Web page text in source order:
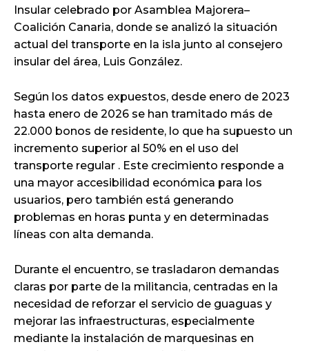
Insular celebrado por Asamblea Majorera–
Coalición Canaria, donde se analizó la situación
actual del transporte en la isla junto al consejero
insular del área, Luis González.
Según los datos expuestos, desde enero de 2023
hasta enero de 2026 se han tramitado más de
22.000 bonos de residente, lo que ha supuesto un
incremento superior al 50% en el uso del
transporte regular . Este crecimiento responde a
una mayor accesibilidad económica para los
usuarios, pero también está generando
problemas en horas punta y en determinadas
líneas con alta demanda.
Durante el encuentro, se trasladaron demandas
claras por parte de la militancia, centradas en la
necesidad de reforzar el servicio de guaguas y
mejorar las infraestructuras, especialmente
mediante la instalación de marquesinas en